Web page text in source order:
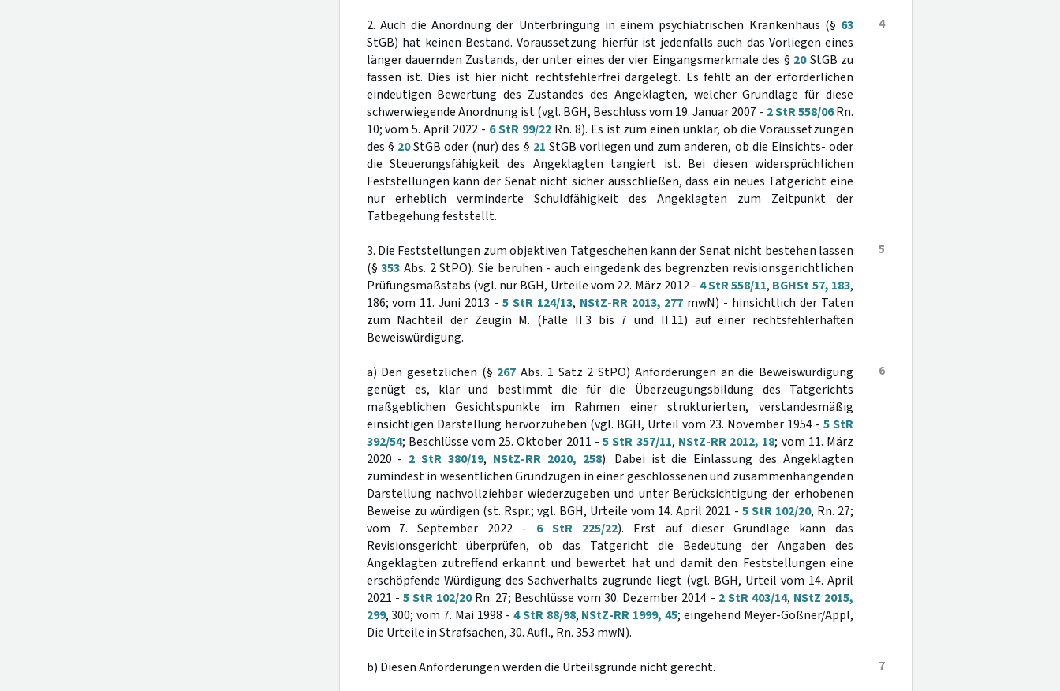
4
2. Auch die Anordnung der Unterbringung in einem psychiatrischen Krankenhaus (§ 63
StGB) hat keinen Bestand. Voraussetzung hierfür ist jedenfalls auch das Vorliegen eines
länger dauernden Zustands, der unter eines der vier Eingangsmerkmale des § 20StGB zu
fassen ist. Dies ist hier nicht rechtsfehlerfrei dargelegt. Es fehlt an der erforderlichen
eindeutigen Bewertung des Zustandes des Angeklagten, welcher Grundlage für diese
schwerwiegende Anordnung ist (vgl. BGH, Beschluss vom 19. Januar 2007 - 2 StR 558/06Rn.
10; vom 5. April 2022 - 6 StR 99/22Rn. 8). Es ist zum einen unklar, ob die Voraussetzungen
des § 20StGB oder (nur) des § 21 StGB vorliegen und zum anderen, ob die Einsichts- oder
die Steuerungsfähigkeit des Angeklagten tangiert ist. Bei diesen widersprüchlichen
Feststellungen kann der Senat nicht sicher ausschließen, dass ein neues Tatgericht eine
nur erheblich verminderte Schuldfähigkeit des Angeklagten zum Zeitpunkt der
Tatbegehung feststellt.
5
3. Die Feststellungen zum objektiven Tatgeschehen kann der Senat nicht bestehen lassen
(§353 Abs. 2 StPO). Sie beruhen - auch eingedenk des begrenzten revisionsgerichtlichen
Prüfungsmaßstabs (vgl. nur BGH, Urteile vom 22. März 2012 - 4 StR 558/11, BGHSt 57, 183,
186; vom 11. Juni 2013 - 5 StR 124/13, NStZ-RR 2013, 277 mwN) - hinsichtlich der Taten
zum Nachteil der Zeugin M. (Fälle II.3 bis 7 und II.11) auf einer rechtsfehlerhaften
Beweiswürdigung.
6
a) Den gesetzlichen (§ 267 Abs. 1 Satz 2 StPO) Anforderungen an die Beweiswürdigung
genügt es, klar und bestimmt die für die Überzeugungsbildung des Tatgerichts
maßgeblichen Gesichtspunkte im Rahmen einer strukturierten, verstandesmäßig
einsichtigen Darstellung hervorzuheben (vgl. BGH, Urteil vom 23. November 1954 - 5 StR
392/54; Beschlüsse vom 25. Oktober 2011 -5 StR 357/11, NStZ-RR 2012, 18; vom 11. März
2020 - 2 StR 380/19, NStZ-RR 2020, 258). Dabei ist die Einlassung des Angeklagten
zumindest in wesentlichen Grundzügen in einer geschlossenen und zusammenhängenden
Darstellung nachvollziehbar wiederzugeben und unter Berücksichtigung der erhobenen
Beweise zu würdigen (st. Rspr.; vgl. BGH, Urteile vom 14. April 2021 - 5 StR 102/20, Rn. 27;
vom 7. September 2022 - 6 StR 225/22). Erst auf dieser Grundlage kann das
Revisionsgericht überprüfen, ob das Tatgericht die Bedeutung der Angaben des
Angeklagten zutreffend erkannt und bewertet hat und damit den Feststellungen eine
erschöpfende Würdigung des Sachverhalts zugrunde liegt (vgl. BGH, Urteil vom 14. April
2021 - 5 StR 102/20Rn. 27; Beschlüsse vom 30. Dezember 2014 - 2 StR 403/14, NStZ 2015,
299, 300; vom 7. Mai 1998 - 4 StR 88/98, NStZ-RR 1999, 45; eingehend Meyer-Goßner/Appl,
Die Urteile in Strafsachen, 30. Aufl., Rn. 353 mwN).
7
b) Diesen Anforderungen werden die Urteilsgründe nicht gerecht.